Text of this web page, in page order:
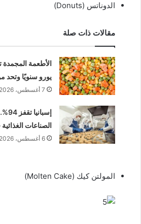
الدوناتس (Donuts)
مقالات ذات صلة
يورو سنويًا وتحد
7 أغسطس، 2026
الصناعات الغذائية في 10
6 أغسطس، 2026
المولتن كيك (Molten Cake)